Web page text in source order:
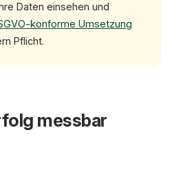
Daten einsehen und
konforme Umsetzung
Pflicht.
messbar